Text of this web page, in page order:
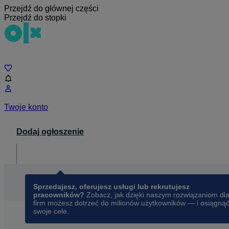
Przejdź do głównej części
Przejdź do stopki
Twoje konto
Dodaj ogłoszenie
Sprzedajesz, oferujesz usługi lub rekrutujesz
pracowników? Zobacz, jak dzięki naszym rozwiązaniom dla
firm możesz dotrzeć do milionów użytkowników — i osiągnąć
swoje cele.